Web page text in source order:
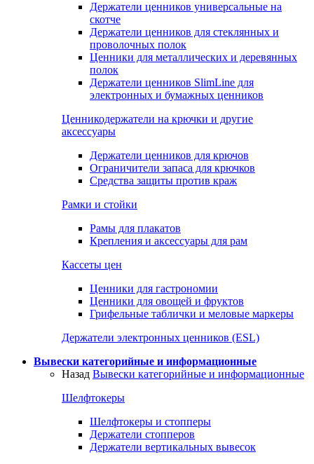
Держатели ценников универсальные на
скотче
Держатели ценников для стеклянных и
проволочных полок
Ценники для металлических и деревянных
полок
Держатели ценников SlimLine для
электронных и бумажных ценников
Ценникодержатели на крючки и другие
аксессуары
Держатели ценников для крючов
Ограничители запаса для крючков
Средства защиты против краж
Рамки и стойки
Рамы для плакатов
Крепления и аксессуары для рам
Кассеты цен
Ценники для гастрономии
Ценники для овощей и фруктов
Грифельные таблички и меловые маркеры
Держатели электронных ценников (ESL)
Вывески категорийные и информационные
Назад Вывески категорийные и информационные
Шелфтокеры
Шелфтокеры и стопперы
Держатели стопперов
Держатели вертикальных вывесок